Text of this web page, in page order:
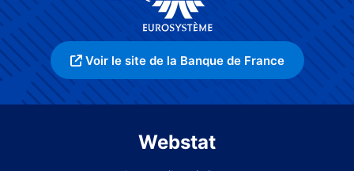
Voir le site de la Banque de France
Webstat